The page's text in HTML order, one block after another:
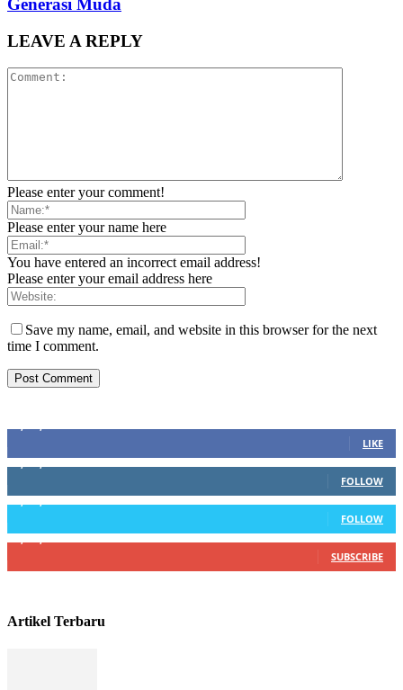
Generasi Muda
LEAVE A REPLY
Please enter your comment!
Please enter your name here
You have entered an incorrect email address!
Please enter your email address here
Save my name, email, and website in this browser for the next
time I comment.
LIKE
FOLLOW
FOLLOW
SUBSCRIBE
Artikel Terbaru